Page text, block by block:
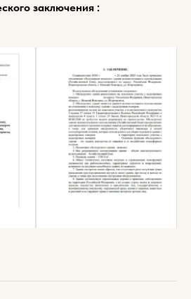
заключения :